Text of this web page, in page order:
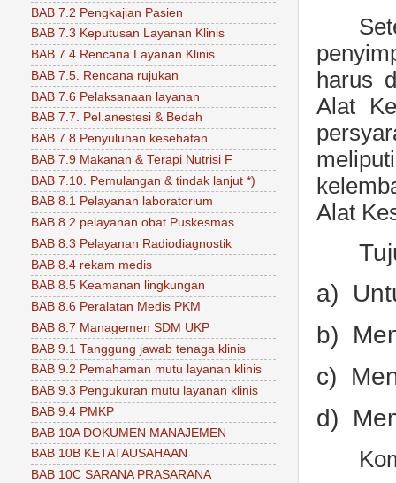
harus
Alat
Alat
a)
b)
c)
d)
BAB 7.2 Pengkajian Pasien
BAB 7.3 Keputusan Layanan Klinis
BAB 7.4 Rencana Layanan Klinis
BAB 7.5. Rencana rujukan
BAB 7.6 Pelaksanaan layanan
BAB 7.7. Pel.anestesi & Bedah
BAB 7.8 Penyuluhan kesehatan
BAB 7.9 Makanan & Terapi Nutrisi F
BAB 7.10. Pemulangan & tindak lanjut *)
BAB 8.1 Pelayanan laboratorium
BAB 8.2 pelayanan obat Puskesmas
BAB 8.3 Pelayanan Radiodiagnostik
BAB 8.4 rekam medis
BAB 8.5 Keamanan lingkungan
BAB 8.6 Peralatan Medis PKM
BAB 8.7 Managemen SDM UKP
BAB 9.1 Tanggung jawab tenaga klinis
BAB 9.2 Pemahaman mutu layanan klinis
BAB 9.3 Pengukuran mutu layanan klinis
BAB 9.4 PMKP
BAB 10A DOKUMEN MANAJEMEN
BAB 10B KETATAUSAHAAN
BAB 10C SARANA PRASARANA